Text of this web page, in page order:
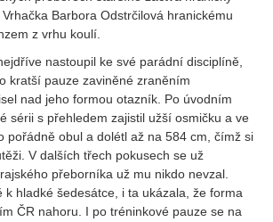
Barbora Odstrčilová hranickému
z vrhu koulí.
nastoupil ke své parádní disciplíně,
kratší pauze zaviněné zraněním
nad jeho formou otazník. Po úvodním
sérii s přehledem zajistil užší osmičku a ve
pořádně obul a dolétl až na 584 cm, čímž si
V dalších třech pokusech se už
přeborníka už mu nikdo nevzal.
k hladké šedesátce, i ta ukázala, že forma
ČR nahoru. I po tréninkové pauze se na